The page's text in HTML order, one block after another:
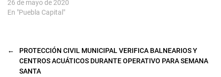
26 de mayo de 2020
En "Puebla Capital"
←
PROTECCIÓN CIVIL MUNICIPAL VERIFICA BALNEARIOS Y
CENTROS ACUÁTICOS DURANTE OPERATIVO PARA SEMANA
SANTA